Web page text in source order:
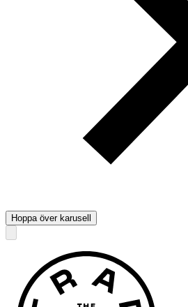
Hoppa över karusell